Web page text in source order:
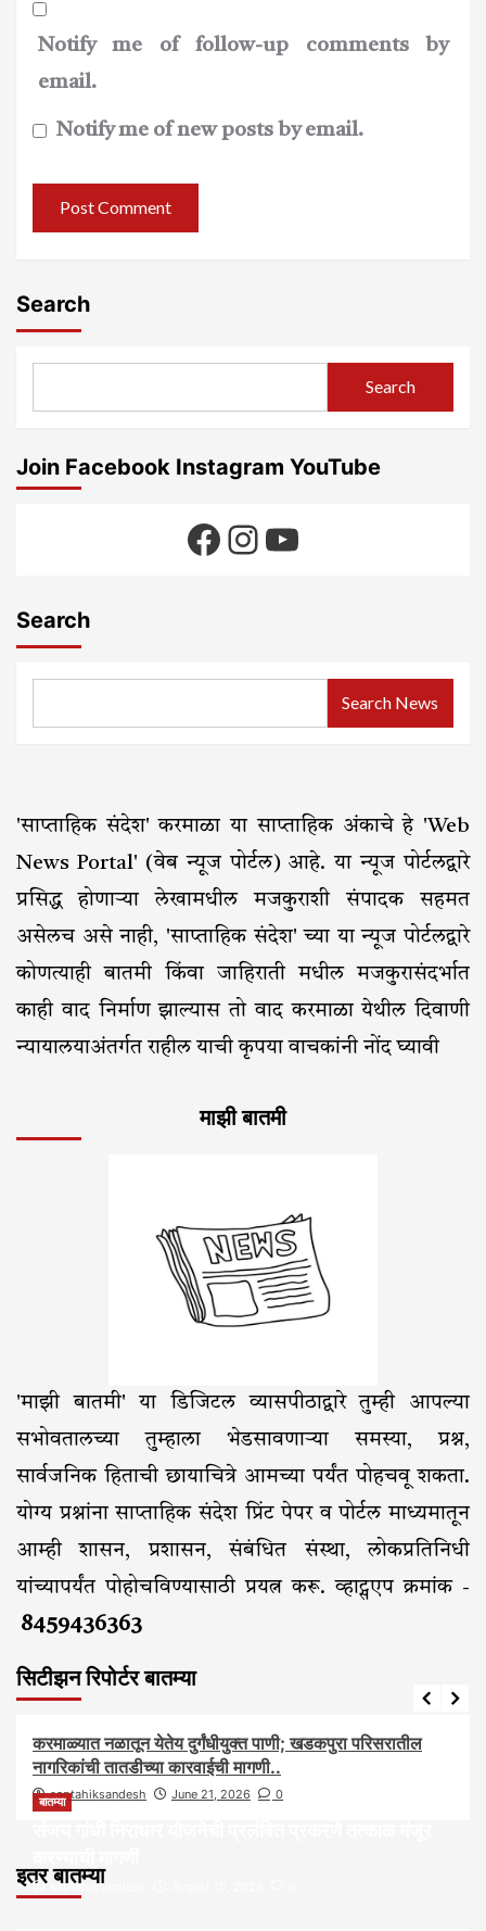
Notify me of follow-up comments by
email.
Notify me of new posts by email.
Search
Search
Join Facebook Instagram YouTube
Facebook
Instagram
YouTube
Search
Search News
'साप्ताहिक संदेश' करमाळा या साप्ताहिक अंकाचे हे 'Web
News Portal' (वेब न्यूज पोर्टल) आहे. या न्यूज पोर्टलद्वारे
प्रसिद्ध होणाऱ्या लेखामधील मजकुराशी संपादक सहमत
असेलच असे नाही, 'साप्ताहिक संदेश' च्या या न्यूज पोर्टलद्वारे
कोणत्याही बातमी किंवा जाहिराती मधील मजकुरासंदर्भात
काही वाद निर्माण झाल्यास तो वाद करमाळा येथील दिवाणी
न्यायालयाअंतर्गत राहील याची कृपया वाचकांनी नोंद घ्यावी
माझी बातमी
'माझी बातमी' या डिजिटल व्यासपीठाद्वारे तुम्ही आपल्या
सभोवतालच्या तुम्हाला भेडसावणाऱ्या समस्या, प्रश्न,
सार्वजनिक हिताची छायाचित्रे आमच्या पर्यंत पोहचवू शकता.
योग्य प्रश्नांना साप्ताहिक संदेश प्रिंट पेपर व पोर्टल माध्यमातून
आम्ही शासन, प्रशासन, संबंधित संस्था, लोकप्रतिनिधी
यांच्यापर्यंत पोहोचविण्यासाठी प्रयत्न करू. व्हाट्सएप क्रमांक -
8459436363
सिटीझन रिपोर्टर बातम्या
आरोग्य आवाज जनतेचा बातम्या
करमाळ्यात नळातून येतेय दुर्गंधीयुक्त पाणी; खडकपुरा परिसरातील
नागरिकांची तातडीच्या कारवाईची मागणी..
saptahiksandesh June 21, 2026 0
इतर बातम्या
बातम्या
saptahiksandesh